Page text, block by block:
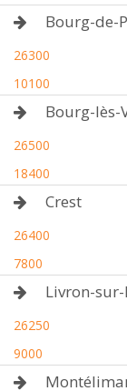
Bourg-de-
26300
10100
Bourg-lès-
26500
18400
Crest
26400
7800
Livron-
26250
9000